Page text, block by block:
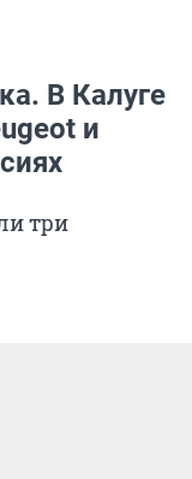
В Калуге
и
три